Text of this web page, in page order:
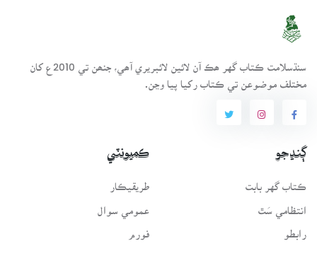
سنڌسلامت ڪتاب گهر ھڪ آن لائين لائبريري آھي، جنھن تي 2010ع کان
مختلف موضوعن تي ڪتاب رکيا پيا وڃن.
ڳنڍجو
ڪتاب گهر بابت
انتظامي سَٿ
رابطو
ڪميونٽي
طريقيڪار
عمومي سوال
فورم